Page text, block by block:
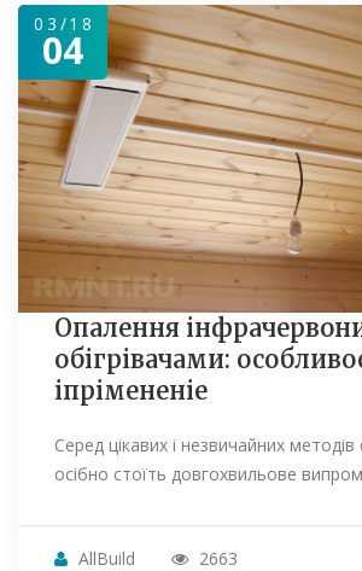
03/18
04
Опалення
обігрівачами:
іпрімененіе
Серед цікавих і незвичайних
осібно стоїть довгохвильове
AllBuild 2663